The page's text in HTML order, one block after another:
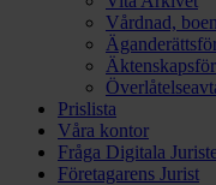
Vårdnad,
Prislista
Våra kontor
Fråga Digitala
Företagarens Jurist